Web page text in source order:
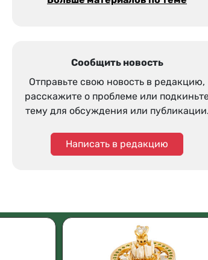
Сообщить новость
Отправьте свою новость в редакцию,
расскажите о проблеме или
тему для обсуждения или публикации.
Написать в редакцию